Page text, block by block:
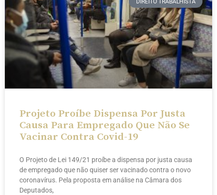
Projeto Proíbe Dispensa Por Justa
Causa Para Empregado Que Não Se
Vacinar Contra Covid-19
O Projeto de Lei 149/21 proíbe a dispensa por justa causa
de empregado que não quiser ser vacinado contra o novo
coronavírus. Pela proposta em análise na Câmara dos
Deputados,